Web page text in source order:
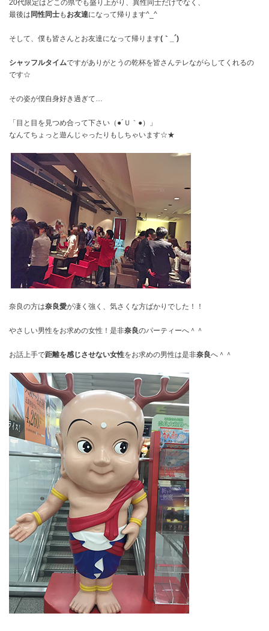
20代限定はどこの県でも盛り上がり、異性同士だけでなく、
最後は 同性同士も お友達になって帰ります^_^
そして、僕も皆さんとお友達になって帰ります(｀_´)ゞ
シャッフルタイムですがありがとうの乾杯を皆さんテレながらしてくれるの
です☆
その姿が僕自身好き過ぎて…
「目と目を見つめ合って下さい（●´Ｕ｀●）」
なんてちょっと遊んじゃったりもしちゃいます☆★
奈良の方は奈良愛が凄く強く、気さくな方ばかりでした！！
やさしい男性をお求めの女性！是非奈良のパーティーへ＾＾
お話上手で距離を感じさせない女性をお求めの男性は是非奈良へ＾＾